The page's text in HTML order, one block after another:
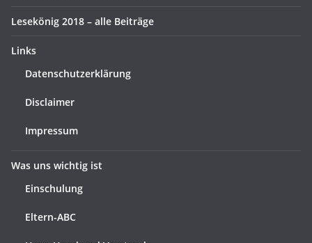
Lesekönig 2018 – alle Beiträge
Links
Datenschutzerklärung
Disclaimer
Impressum
Was uns wichtig ist
Einschulung
Eltern-ABC